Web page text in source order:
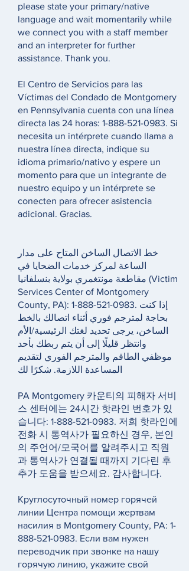
please state your primary/native
language and wait momentarily while
we connect you with a staff member
and an interpreter for further
assistance. Thank you.
El Centro de Servicios para las
Víctimas del Condado de Montgomery
en Pennsylvania cuenta con una línea
directa las 24 horas: 1-888-521-0983. Si
necesita un intérprete cuando llama a
nuestra línea directa, indique su
idioma primario/nativo y espere un
momento para que un integrante de
nuestro equipo y un intérprete se
conecten para ofrecer asistencia
adicional. Gracias.
خط الاتصال الساخن المتاح على مدار
الساعة لمركز خدمات الضحايا في
مقاطعة مونتغمري بولاية بنسلفانيا (Victim
Services Center of Montgomery
County, PA): 1-888-521-0983. إذا كنت
بحاجة لمترجم فوري أثناء اتصالك بالخط
الساخن، يرجى تحديد لغتك الرئيسية/الأم
وانتظر قليلًا إلى أن يتم ربطك بأحد
موظفي الطاقم والمترجم الفوري لتقديم
المساعدة اللازمة. شكرًا لك
PA Montgomery 카운티의 피해자 서비
스 센터에는 24시간 핫라인 번호가 있
습니다: 1-888-521-0983. 저희 핫라인에
전화 시 통역사가 필요하신 경우, 본인
의 주언어/모국어를 알려주시고 직원
과 통역사가 연결될 때까지 기다린 후
추가 도움을 받으세요. 감사합니다.
Круглосуточный номер горячей
линии Центра помощи жертвам
насилия в Montgomery County, PA: 1-
888-521-0983. Если вам нужен
переводчик при звонке на нашу
горячую линию, укажите свой